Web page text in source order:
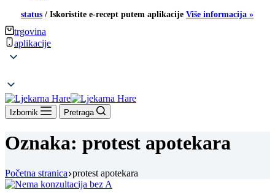
status / Iskoristite e-recept putem aplikacije Više informacija »
trgovina
aplikacije
Izbornik Pretraga
Oznaka: protest apotekara
Početna stranica protest apotekara